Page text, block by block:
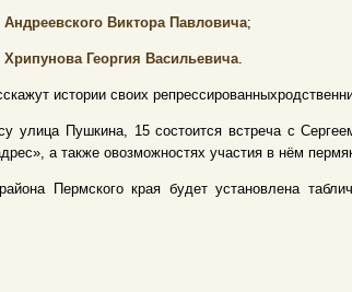
Андреевского ВиктораПавловича;
ХрипуноваГеоргия Васильевича.
истории своих репрессированных
улицаПушкина, 15 состоится встреча с
а также овозможностях участия в нём
Пермского края будет установлена